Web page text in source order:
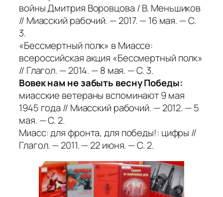
войны Дмитрия Воровцова / В. Меньшиков
// Миасский рабочий. — 2017. — 16 мая. — С.
3.
«Бессмертный полк» в Миассе:
всероссийская акция «Бессмертный полк»
// Глагол. — 2014. — 8 мая. — С. 3.
Вовек нам не забыть весну Победы:
миасские ветераны вспоминают 9 мая
1945 года // Миасский рабочий. — 2012. — 5
мая. — С. 2.
Миасс: для фронта, для победы!: цифры //
Глагол. — 2011. — 22 июня. — С. 2.